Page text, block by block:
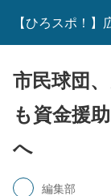
【ひろスポ！
市民球団
も資金援
へ
編集部